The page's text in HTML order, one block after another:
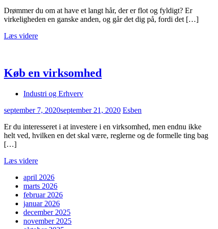
Drømmer du om at have et langt hår, der er flot og fyldigt? Er
virkeligheden en ganske anden, og går det dig på, fordi det […]
Læs videre
Køb en virksomhed
Industri og Erhverv
september 7, 2020september 21, 2020 Esben
Er du interesseret i at investere i en virksomhed, men endnu ikke
helt ved, hvilken en det skal være, reglerne og de formelle ting bag
[…]
Læs videre
april 2026
marts 2026
februar 2026
januar 2026
december 2025
november 2025